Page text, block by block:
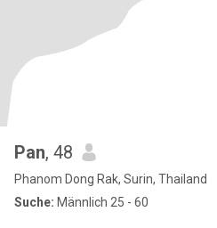
Pan, 48
Phanom Dong Rak, Surin, Thailand
Suche: Männlich 25 - 60